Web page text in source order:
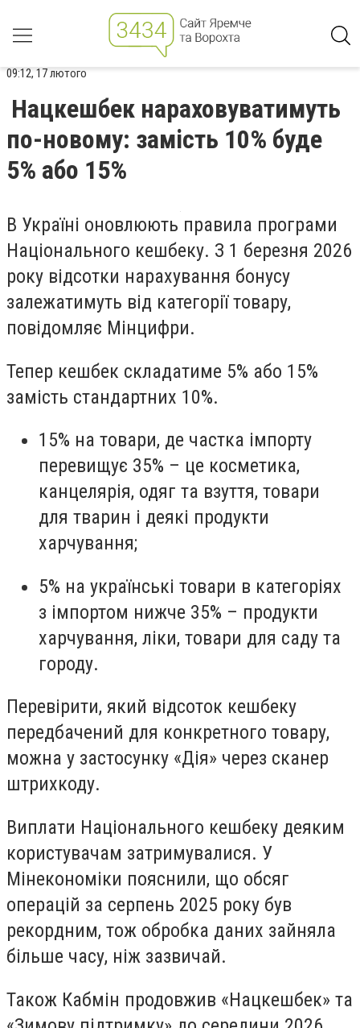
09:12, 17 лютого
Нацкешбек нараховуватимуть
по-новому: замість 10% буде
5% або 15%
В Україні оновлюють правила програми
Національного кешбеку. З 1 березня 2026
року відсотки нарахування бонусу
залежатимуть від категорії товару,
повідомляє Мінцифри.
Тепер кешбек складатиме 5% або 15%
замість стандартних 10%.
15% на товари, де частка імпорту
перевищує 35% – це косметика,
канцелярія, одяг та взуття, товари
для тварин і деякі продукти
харчування;
5% на українські товари в категоріях
з імпортом нижче 35% – продукти
харчування, ліки, товари для саду та
городу.
Перевірити, який відсоток кешбеку
передбачений для конкретного товару,
можна у застосунку «Дія» через сканер
штрихкоду.
Виплати Національного кешбеку деяким
користувачам затримувалися. У
Мінекономіки пояснили, що обсяг
операцій за серпень 2025 року був
рекордним, тож обробка даних зайняла
більше часу, ніж зазвичай.
Також Кабмін продовжив «Нацкешбек» та